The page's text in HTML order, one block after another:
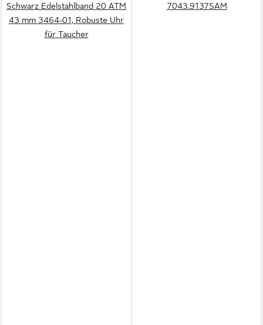
Schwarz Edelstahlband 20 ATM
43 mm 3464-01, Robuste Uhr
für Taucher
7043.9137SAM